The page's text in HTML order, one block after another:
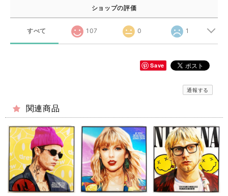
ショップの評価
すべて 107 0 1
Save
通報する
関連商品